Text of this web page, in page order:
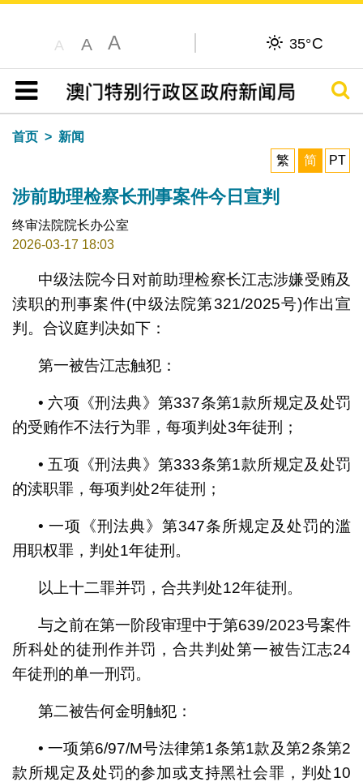
A A A 35°C
目录
搜寻
首页
新闻
繁
简 PT
涉前助理检察长刑事案件今日宣判
终审法院院长办公室
2026-03-17 18:03
中级法院今日对前助理检察长江志涉嫌受贿及
渎职的刑事案件(中级法院第321/2025号)作出宣
判。合议庭判决如下：
第一被告江志触犯：
• 六项《刑法典》第337条第1款所规定及处罚
的受贿作不法行为罪，每项判处3年徒刑；
• 五项《刑法典》第333条第1款所规定及处罚
的渎职罪，每项判处2年徒刑；
• 一项《刑法典》第347条所规定及处罚的滥
用职权罪，判处1年徒刑。
以上十二罪并罚，合共判处12年徒刑。
与之前在第一阶段审理中于第639/2023号案件
所科处的徒刑作并罚，合共判处第一被告江志24
年徒刑的单一刑罚。
第二被告何金明触犯：
• 一项第6/97/M号法律第1条第1款及第2条第2
款所规定及处罚的参加或支持黑社会罪，判处10